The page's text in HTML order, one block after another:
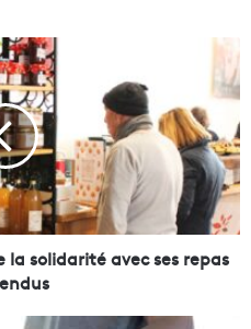
solidarité avec ses repas